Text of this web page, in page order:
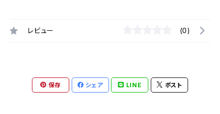
レビュー (0)
保存 シェア LINE ポスト